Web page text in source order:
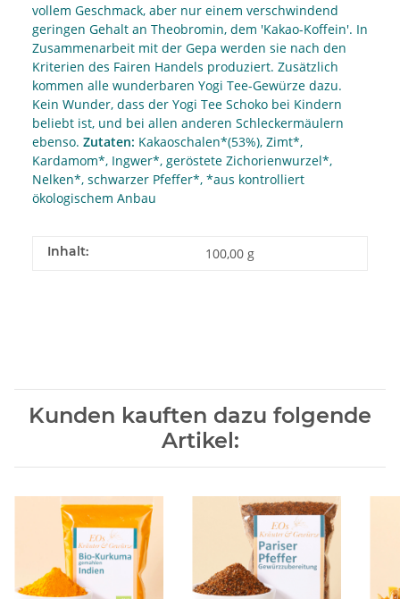
vollem Geschmack, aber nur einem verschwindend
geringen Gehalt an Theobromin, dem 'Kakao-Koffein'. In
Zusammenarbeit mit der Gepa werden sie nach den
Kriterien des Fairen Handels produziert. Zusätzlich
kommen alle wunderbaren Yogi Tee-Gewürze dazu.
Kein Wunder, dass der Yogi Tee Schoko bei Kindern
beliebt ist, und bei allen anderen Schleckermäulern
ebenso. Zutaten: Kakaoschalen*(53%), Zimt*,
Kardamom*, Ingwer*, geröstete Zichorienwurzel*,
Nelken*, schwarzer Pfeffer*, *aus kontrolliert
ökologischem Anbau
Inhalt: 100,00 g
Kunden kauften dazu folgende
Artikel: